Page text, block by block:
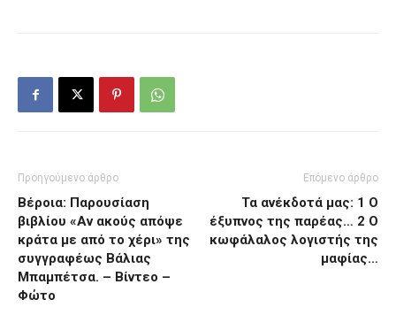
Προηγούμενο άρθρο
Βέροια: Παρουσίαση
βιβλίου «Αν ακούς απόψε
κράτα με από το χέρι» της
συγγραφέως Βάλιας
Μπαμπέτσα. – Βίντεο –
Φώτο
Επόμενο άρθρο
Τα ανέκδοτά μας: 1 Ο
έξυπνος της παρέας… 2 Ο
κωφάλαλος λογιστής της
μαφίας…